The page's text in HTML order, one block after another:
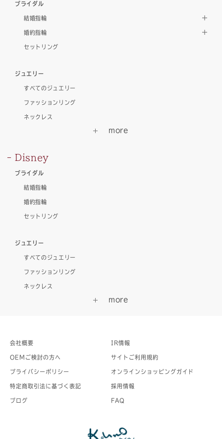
ブライダル
結婚指輪
婚約指輪
セットリング
ジュエリー
すべてのジュエリー
ファッションリング
ネックレス
Disney
ブライダル
結婚指輪
婚約指輪
セットリング
ジュエリー
すべてのジュエリー
ファッションリング
ネックレス
会社概要 IR情報
OEMご検討の方へ サイトご利用規約
プライバシーポリシー オンラインショッピングガイド
特定商取引法に基づく表記 採用情報
ブログ FAQ